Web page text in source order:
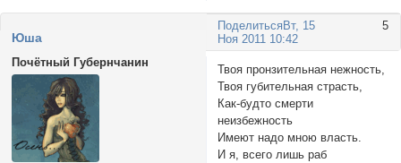
Поделиться 5
Вт, 15
Ноя 2011 10:42
Юша
Почётный Губернчанин
Твоя пронзительная нежность,
Твоя губительная страсть,
Как-будто смерти
неизбежность
Имеют надо мною власть.
И я, всего лишь раб